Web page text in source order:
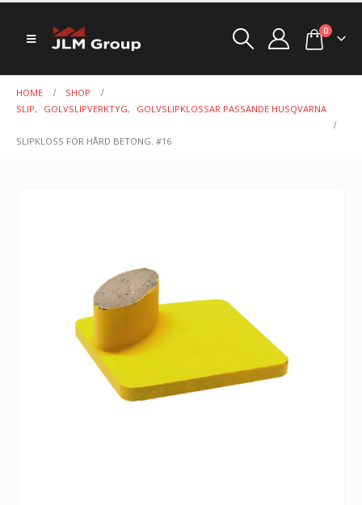
0
HOME
SHOP
SLIP, GOLVSLIPVERKTYG, GOLVSLIPKLOSSAR PASSANDE HUSQVARNA
SLIPKLOSS FÖR HÅRD BETONG. #16